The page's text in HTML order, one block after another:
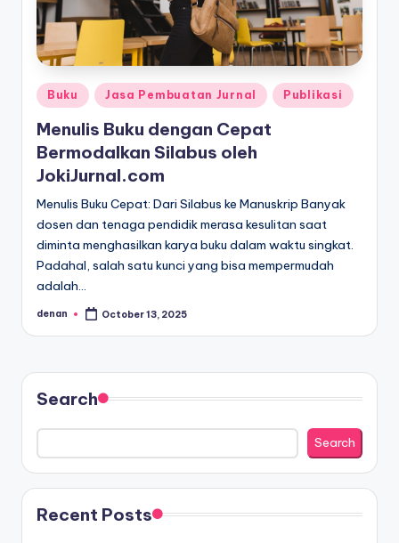
Posted
in
Buku Jasa Pembuatan Jurnal Publikasi
Menulis Buku dengan Cepat
Bermodalkan Silabus oleh
JokiJurnal.com
Menulis Buku Cepat: Dari Silabus ke Manuskrip Banyak
dosen dan tenaga pendidik merasa kesulitan saat
diminta menghasilkan karya buku dalam waktu singkat.
Padahal, salah satu kunci yang bisa mempermudah
adalah…
Posted
denan October 13, 2025
Search
Search
Recent Posts